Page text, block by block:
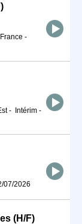
-
- Intérim -
07/2026
(H/F)